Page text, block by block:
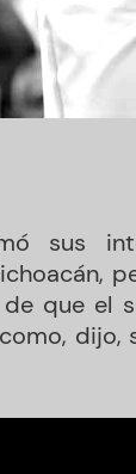
sus
que el
dijo,